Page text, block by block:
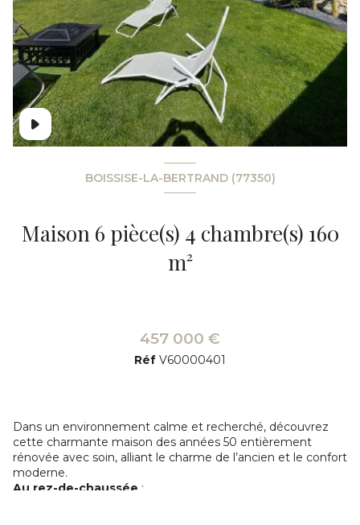
BOISSISE-LA-BERTRAND (77350)
Maison 6 pièce(s) 4 chambre(s) 160
m²
457 000 €
Réf V60000401
Dans un environnement calme et recherché, découvrez
cette charmante maison des années 50 entièrement
rénovée avec soin, alliant le charme de l’ancien et le confort
moderne.
Au rez-de-chaussée :